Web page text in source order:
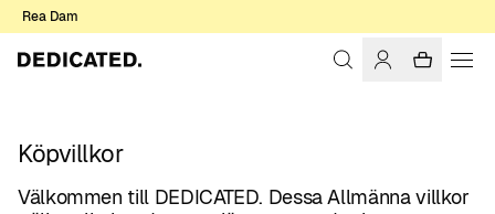
Rea Dam
Köpvillkor
Välkommen till DEDICATED. Dessa Allmänna villkor